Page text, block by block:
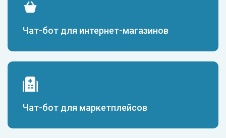
Чат-бот для интернет-магазинов
Чат-бот для маркетплейсов